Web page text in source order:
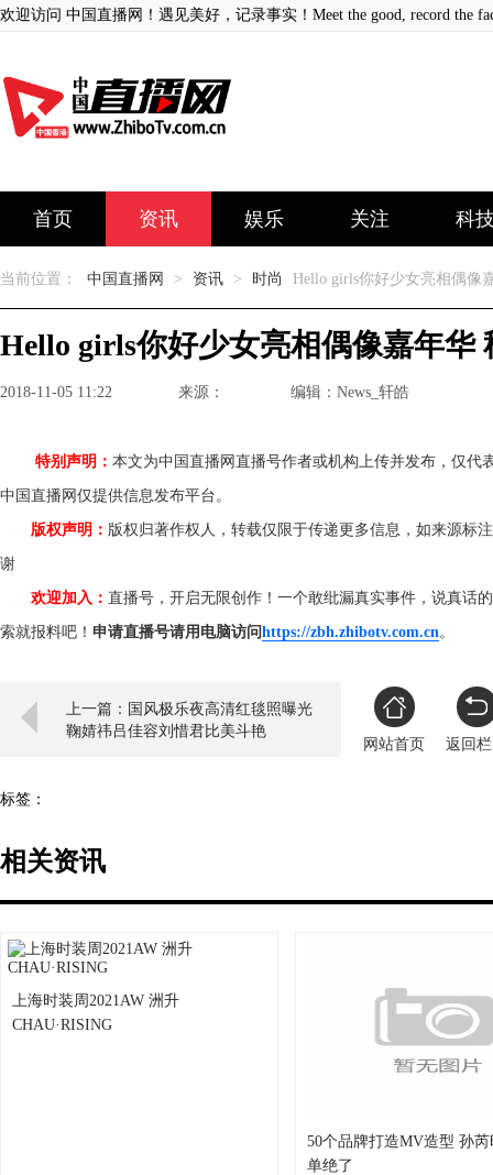
欢迎访问 中国直播网！遇见美好，记录事实！Meet the good, record the
首页 资讯 娱乐 关注 科
当前位置： 中国直播网 > 资讯 > 时尚 Hello girls你好少女亮相偶像
Hello girls你好少女亮相偶像嘉年华
2018-11-05 11:22 来源： 编辑：News_轩皓
特别声明： 本文为中国直播网直播号作者或机构上传并发布，仅
中国直播网仅提供信息发布平台。
版权声明： 版权归著作权人，转载仅限于传递更多信息，如来源标
谢
欢迎加入： 直播号，开启无限创作！一个敢纰漏真实事件，说真话
索就报料吧！ 申请直播号请用电脑访问https://zbh.zhibotv.com.cn。
上一篇：国风极乐夜高清红毯照曝光
鞠婧祎吕佳容刘惜君比美斗艳
网站首页
返回
标签：
相关资讯
上海时装周2021AW 洲升
CHAU·RISING
50个品牌打造MV造型 孙
单绝了